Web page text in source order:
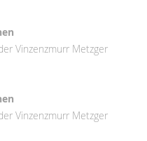
Vinzenzmurr Metzger
Vinzenzmurr Metzger